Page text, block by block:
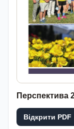
Перспектива
Відкрити PDF